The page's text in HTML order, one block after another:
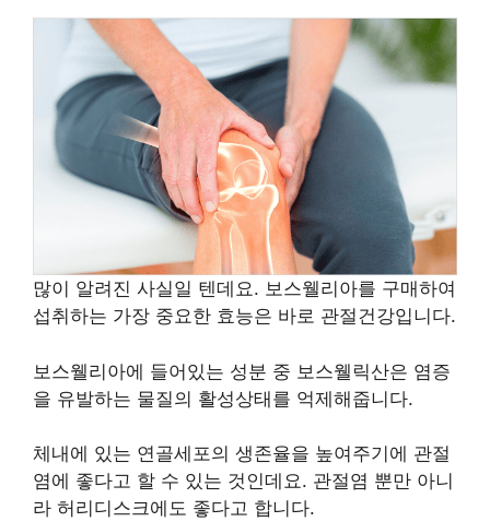
많이 알려진 사실일 텐데요. 보스웰리아를 구매하여
섭취하는 가장 중요한 효능은 바로 관절건강입니다.
보스웰리아에 들어있는 성분 중 보스웰릭산은 염증
을 유발하는 물질의 활성상태를 억제해줍니다.
체내에 있는 연골세포의 생존율을 높여주기에 관절
염에 좋다고 할 수 있는 것인데요. 관절염 뿐만 아니
라 허리디스크에도 좋다고 합니다.